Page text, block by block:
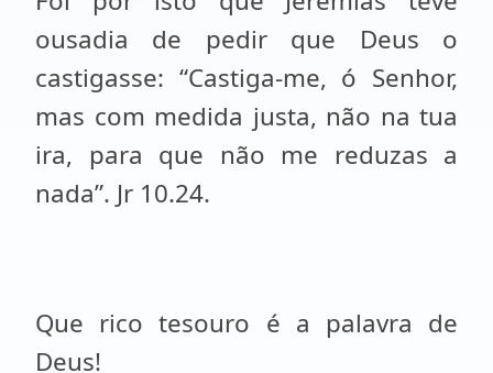
ousadia de pedir que Deus o
castigasse: “Castiga-me, ó Senhor,
mas com medida justa, não na tua
ira, para que não me reduzas a
nada”. Jr 10.24.
Que rico tesouro é a palavra de
Deus!